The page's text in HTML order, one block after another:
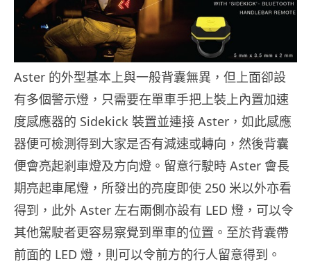
Aster 的外型基本上與一般背囊無異，但上面卻設
有多個警示燈，只需要在單車手把上裝上內置加速
度感應器的 Sidekick 裝置並連接 Aster，如此感應
器便可檢測得到大家是否有減速或轉向，然後背囊
便會亮起剎車燈及方向燈。留意行駛時 Aster 會長
期亮起車尾燈，所發出的亮度即使 250 米以外亦看
得到，此外 Aster 左右兩側亦設有 LED 燈，可以令
其他駕駛者更容易察覺到單車的位置。至於背囊帶
前面的 LED 燈，則可以令前方的行人留意得到。